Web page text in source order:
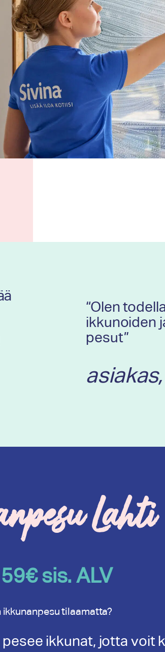
“Olen
ikkunoiden
pesut”
Lahti
sis. ALV
ikkunanpesu tilaamatta?
ikkunat, jotta voit